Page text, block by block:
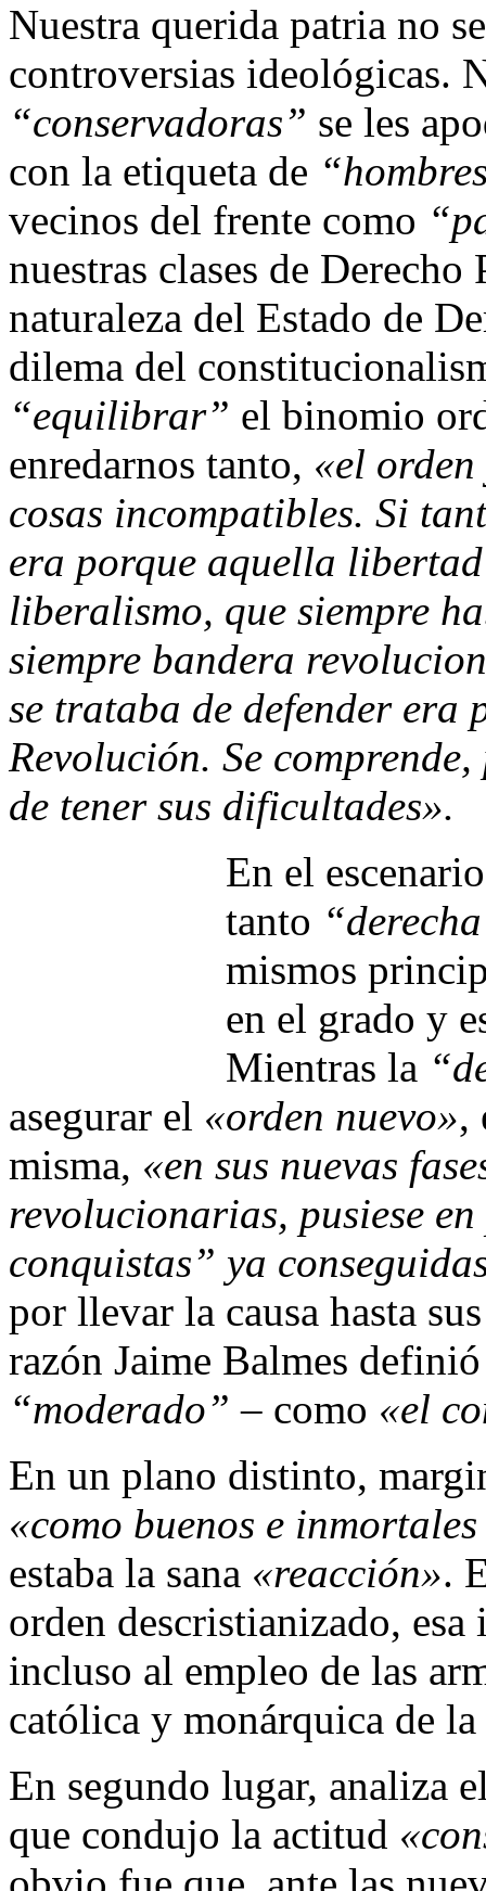
Nuestra querida patria no
controversias ideológicas.
“conservadoras” se les
con la etiqueta de
vecinos del frente como
nuestras clases de
naturaleza del Estado de
dilema del
“equilibrar” el binomio
enredarnos tanto, «el
cosas incompatibles. Si
era porque aquella
liberalismo, que siempre
siempre bandera
se trataba de defender era
Revolución. Se
de tener sus dificultades».
En el
tanto
mismos
en el grado y
Mientras la
asegurar el «orden nuevo»,
misma, «en sus nuevas
revolucionarias, pusiese
conquistas” ya
por llevar la causa hasta
razón Jaime Balmes
“moderado” – como «el
En un plano distinto,
«como buenos e
estaba la sana «reacción».
orden descristianizado,
incluso al empleo de las
católica y monárquica de la
En segundo lugar, analiza
que condujo la actitud